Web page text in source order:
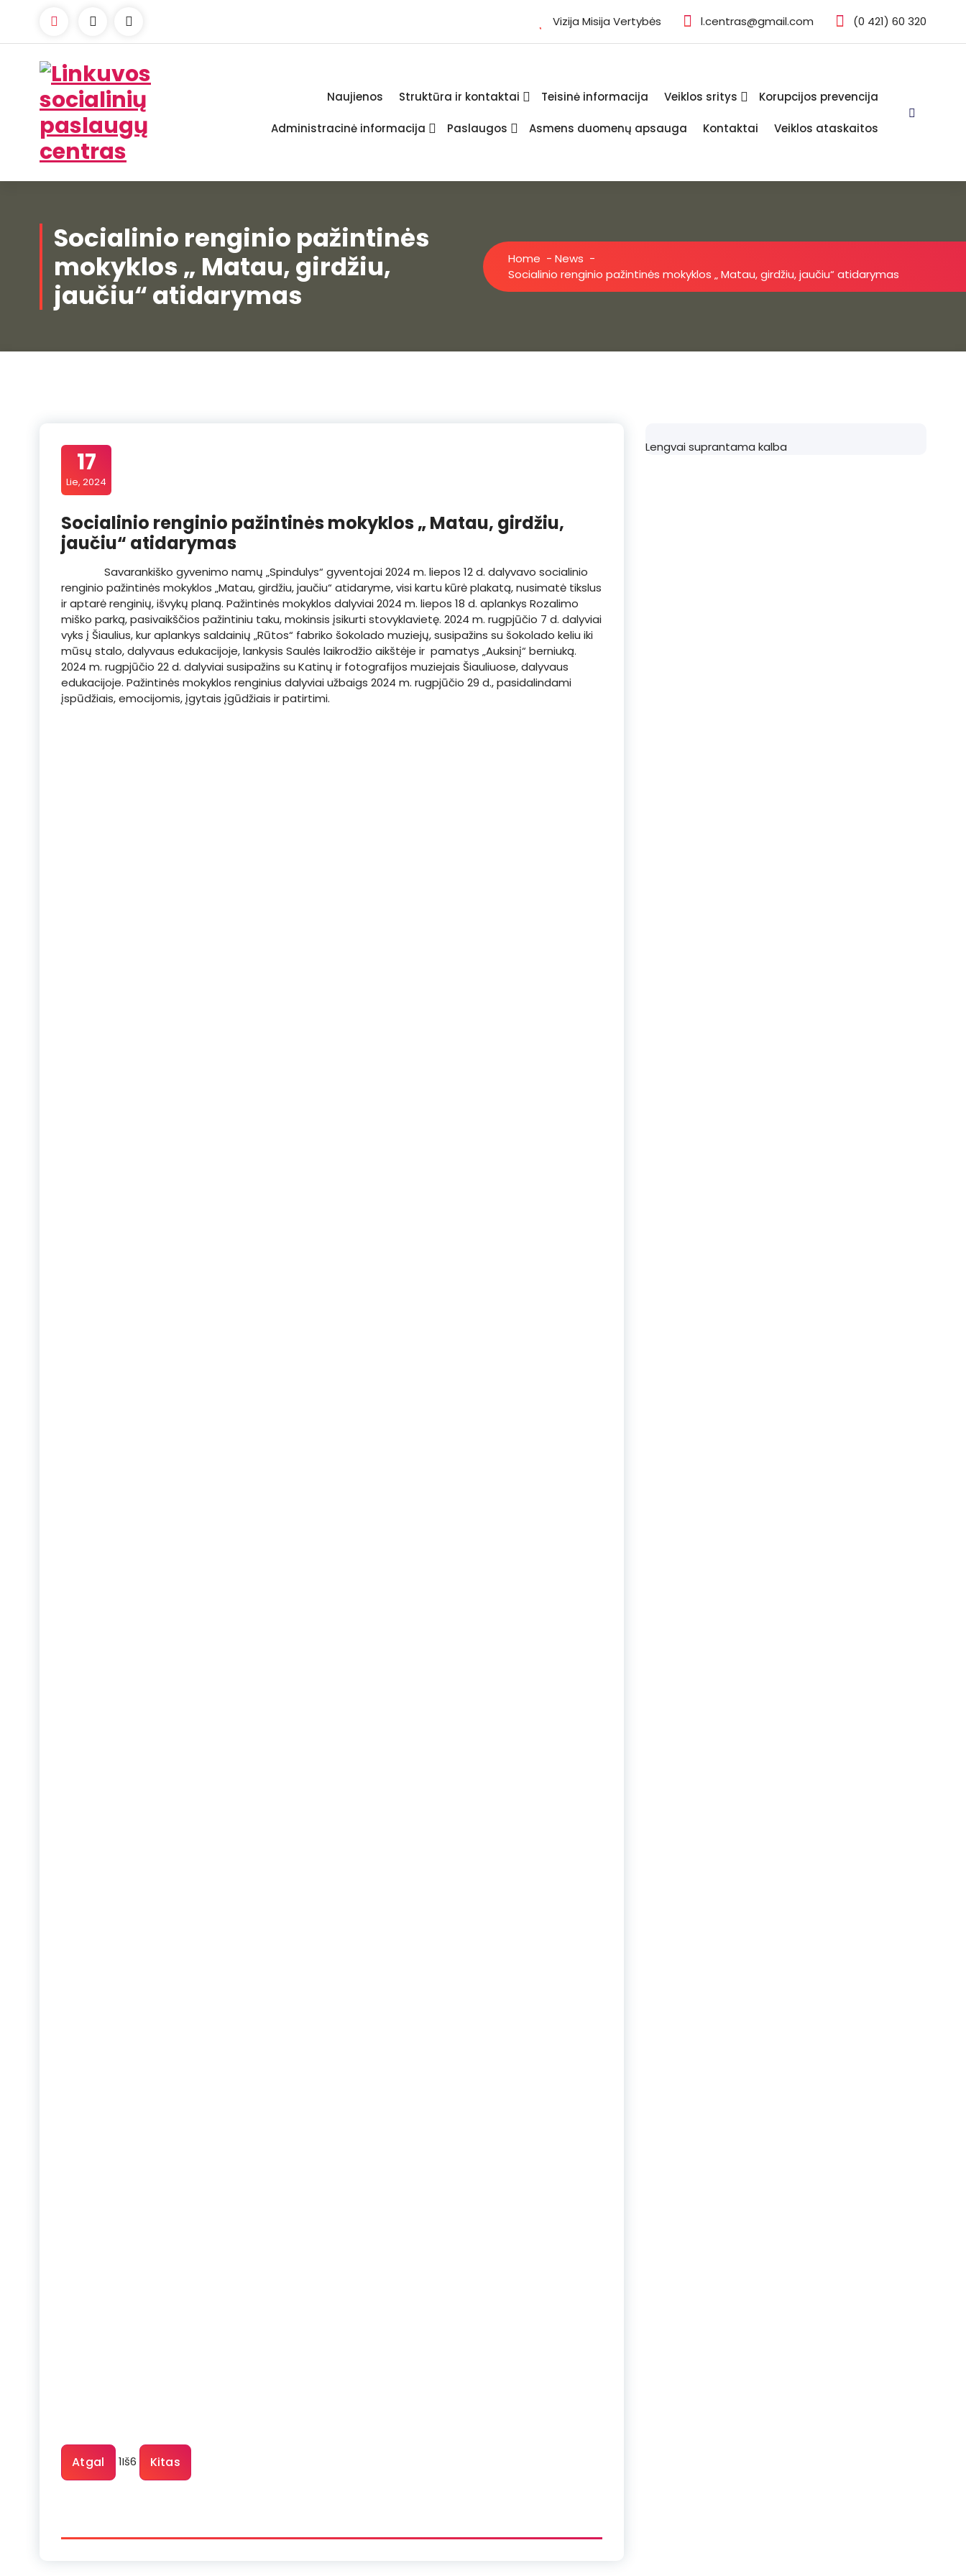
Vizija Misija Vertybės l.centras@gmail.com (0 421) 60 320
Naujienos Struktūra ir kontaktai Teisinė informacija Veiklos sritys Korupcijos prevencija
Administracinė informacija Paslaugos Asmens duomenų apsauga Kontaktai Veiklos ataskaitos
Socialinio renginio pažintinės
mokyklos „ Matau, girdžiu,
jaučiu“ atidarymas
Home - News -
Socialinio renginio pažintinės mokyklos „ Matau, girdžiu, jaučiu“ atidarymas
17
Lie, 2024
Socialinio renginio pažintinės mokyklos „ Matau, girdžiu,
jaučiu“ atidarymas
Savarankiško gyvenimo namų „Spindulys“ gyventojai 2024 m. liepos 12 d. dalyvavo socialinio
renginio pažintinės mokyklos „Matau, girdžiu, jaučiu“ atidaryme, visi kartu kūrė plakatą, nusimatė tikslus
ir aptarė renginių, išvykų planą. Pažintinės mokyklos dalyviai 2024 m. liepos 18 d. aplankys Rozalimo
miško parką, pasivaikščios pažintiniu taku, mokinsis įsikurti stovyklavietę. 2024 m. rugpjūčio 7 d. dalyviai
vyks į Šiaulius, kur aplankys saldainių „Rūtos“ fabriko šokolado muziejų, susipažins su šokolado keliu iki
mūsų stalo, dalyvaus edukacijoje, lankysis Saulės laikrodžio aikštėje ir pamatys „Auksinį“ berniuką.
2024 m. rugpjūčio 22 d. dalyviai susipažins su Katinų ir fotografijos muziejais Šiauliuose, dalyvaus
edukacijoje. Pažintinės mokyklos renginius dalyviai užbaigs 2024 m. rugpjūčio 29 d., pasidalindami
įspūdžiais, emocijomis, įgytais įgūdžiais ir patirtimi.
Atgal 1Iš6 Kitas
Lengvai suprantama kalba